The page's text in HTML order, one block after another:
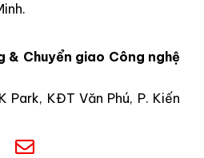
& Chuyển giao Công nghệ
Park, KĐT Văn Phú, P. Kiến